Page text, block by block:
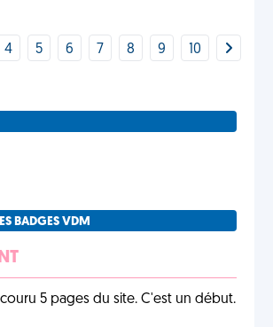
4 5 6 7 8 9 10
BADGES VDM
5 pages du site. C'est un début.